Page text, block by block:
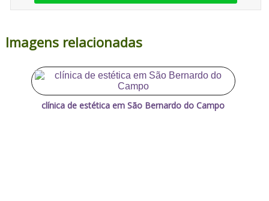
Imagens relacionadas
clínica de estética em São Bernardo do Campo